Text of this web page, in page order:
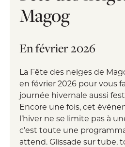
Magog
En février 2026
La Fête des neiges de
en février 2026 pour vous
journée hivernale aussi
Encore une fois, cet
l’hiver ne se limite pas à
c’est toute une
attend. Glissade sur tube,